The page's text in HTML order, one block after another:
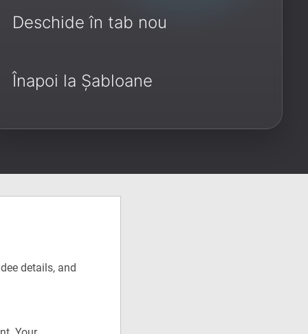
Deschide în tab nou
Înapoi la Șabloane